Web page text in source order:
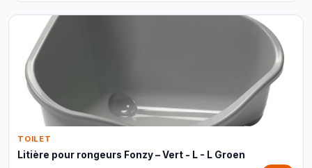
TOILET
Litière pour rongeurs Fonzy – Vert - L - L Groen